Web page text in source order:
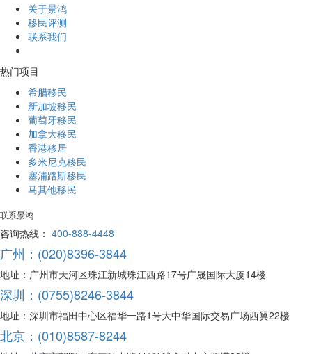
关于景鸿
移民评测
联系我们
热门项目
希腊移民
新加坡移民
葡萄牙移民
加拿大移民
香港移居
多米尼克移民
塞浦路斯移民
马其他移民
联系景鸿
咨询热线： 400-888-4448
广州：(020)8396-3844
地址：广州市天河区珠江新城珠江西路17号广晟国际大厦14楼
深圳：(0755)8246-3844
地址：深圳市福田中心区福华一路1号大中华国际交易广场西翼22楼
北京：(010)8587-8244